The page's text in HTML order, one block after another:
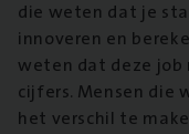
die weten dat je
innoveren en
weten dat deze job
cijfers. Mensen die
het verschil te